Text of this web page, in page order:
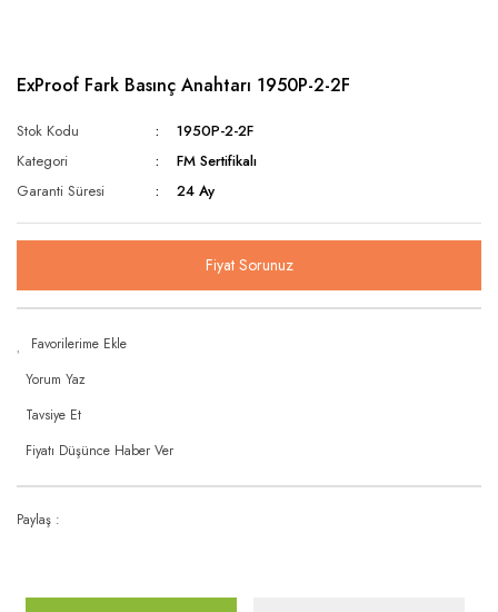
ExProof Fark Basınç Anahtarı 1950P-2-2F
Stok Kodu
1950P-2-2F
Kategori
FM Sertifikalı
Garanti Süresi
24 Ay
Fiyat Sorunuz
Yorum Yaz
Tavsiye Et
Fiyatı Düşünce Haber Ver
Paylaş :